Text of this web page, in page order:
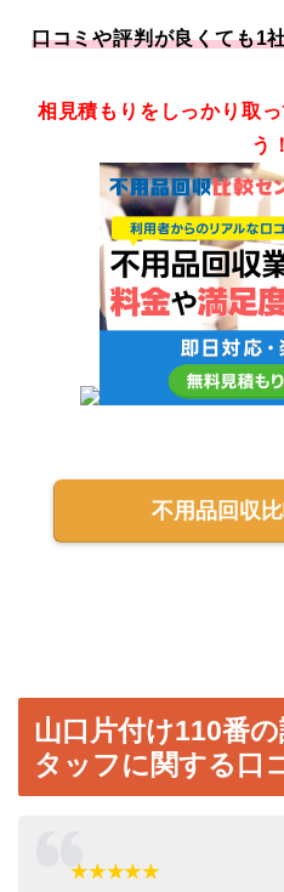
口コミや評判が良くても1
相見積もりをしっかり取
う！
不用品回収
山口片付け110番
タッフに関する口
★★★★★